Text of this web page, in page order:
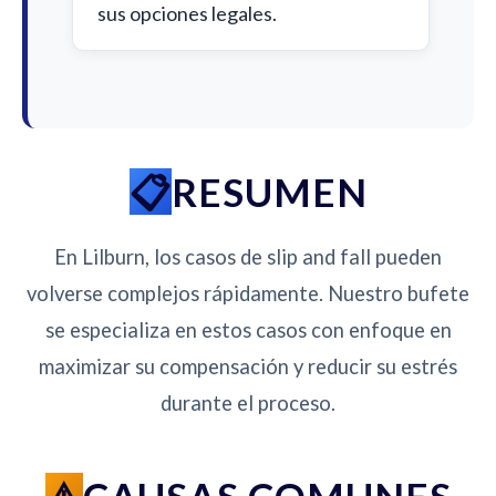
sus opciones legales.
RESUMEN
En Lilburn, los casos de slip and fall pueden
volverse complejos rápidamente. Nuestro bufete
se especializa en estos casos con enfoque en
maximizar su compensación y reducir su estrés
durante el proceso.